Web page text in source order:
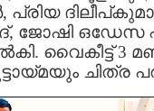
ജോഷി ഒഡേസ
വൈകീട്ട് 3
ചിത്ര